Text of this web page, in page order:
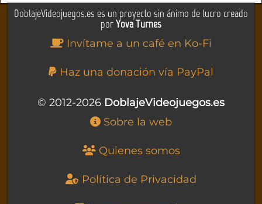
DoblajeVideojuegos.es es un proyecto sin ánimo de lucro creado
porYova Turnes
Invítame a un café en Ko-Fi
Haz una donación vía PayPal
© 2012-2026 DoblajeVideojuegos.es
Sobre la web
Quienes somos
Política de Privacidad